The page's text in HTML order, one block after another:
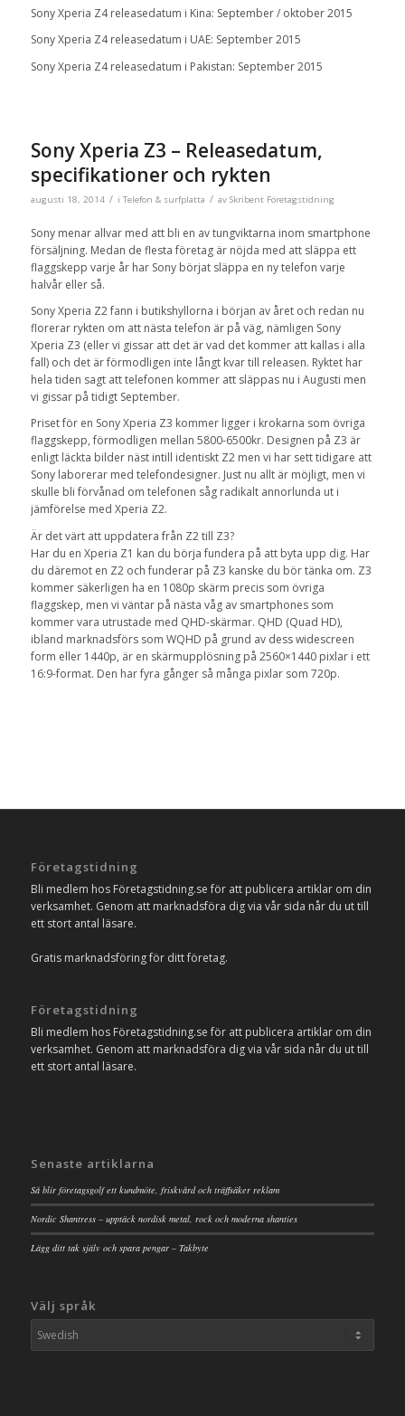
Sony Xperia Z4 releasedatum i Kina: September / oktober 2015
Sony Xperia Z4 releasedatum i UAE: September 2015
Sony Xperia Z4 releasedatum i Pakistan: September 2015
Sony Xperia Z3 – Releasedatum,
specifikationer och rykten
augusti 18, 2014 / i Telefon & surfplatta / av Skribent Företagstidning
Sony menar allvar med att bli en av tungviktarna inom smartphone
försäljning. Medan de flesta företag är nöjda med att släppa ett
flaggskepp varje år har Sony börjat släppa en ny telefon varje
halvår eller så.
Sony Xperia Z2 fann i butikshyllorna i början av året och redan nu
florerar rykten om att nästa telefon är på väg, nämligen Sony
Xperia Z3 (eller vi gissar att det är vad det kommer att kallas i alla
fall) och det är förmodligen inte långt kvar till releasen. Ryktet har
hela tiden sagt att telefonen kommer att släppas nu i Augusti men
vi gissar på tidigt September.
Priset för en Sony Xperia Z3 kommer ligger i krokarna som övriga
flaggskepp, förmodligen mellan 5800-6500kr. Designen på Z3 är
enligt läckta bilder näst intill identiskt Z2 men vi har sett tidigare att
Sony laborerar med telefondesigner. Just nu allt är möjligt, men vi
skulle bli förvånad om telefonen såg radikalt annorlunda ut i
jämförelse med Xperia Z2.
Är det värt att uppdatera från Z2 till Z3?
Har du en Xperia Z1 kan du börja fundera på att byta upp dig. Har
du däremot en Z2 och funderar på Z3 kanske du bör tänka om. Z3
kommer säkerligen ha en 1080p skärm precis som övriga
flaggskep, men vi väntar på nästa våg av smartphones som
kommer vara utrustade med QHD-skärmar. QHD (Quad HD),
ibland marknadsförs som WQHD på grund av dess widescreen
form eller 1440p, är en skärmupplösning på 2560×1440 pixlar i ett
16:9-format. Den har fyra gånger så många pixlar som 720p.
Företagstidning
Bli medlem hos Företagstidning.se för att publicera artiklar om din
verksamhet. Genom att marknadsföra dig via vår sida når du ut till
ett stort antal läsare.
Gratis marknadsföring för ditt företag.
Företagstidning
Bli medlem hos Företagstidning.se för att publicera artiklar om din
verksamhet. Genom att marknadsföra dig via vår sida når du ut till
ett stort antal läsare.
Senaste artiklarna
Så blir företagsgolf ett kundmöte, friskvård och träffsäker reklam
Nordic Shantress – upptäck nordisk metal, rock och moderna shanties
Lägg ditt tak själv och spara pengar – Takbyte
Välj språk